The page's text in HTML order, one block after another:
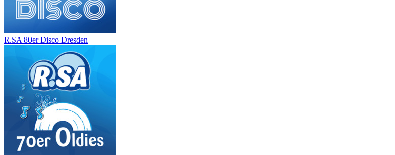
R.SA 80er Disco Dresden